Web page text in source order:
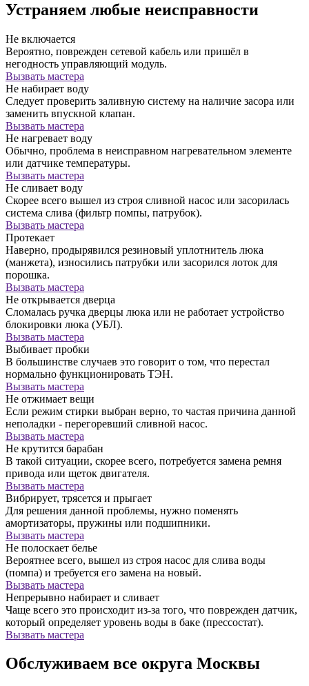
Устраняем любые неисправности
Не включается
Вероятно, поврежден сетевой кабель или пришёл в
негодность управляющий модуль.
Вызвать мастера
Не набирает воду
Следует проверить заливную систему на наличие засора или
заменить впускной клапан.
Вызвать мастера
Не нагревает воду
Обычно, проблема в неисправном нагревательном элементе
или датчике температуры.
Вызвать мастера
Не сливает воду
Скорее всего вышел из строя сливной насос или засорилась
система слива (фильтр помпы, патрубок).
Вызвать мастера
Протекает
Наверно, продырявился резиновый уплотнитель люка
(манжета), износились патрубки или засорился лоток для
порошка.
Вызвать мастера
Не открывается дверца
Сломалась ручка дверцы люка или не работает устройство
блокировки люка (УБЛ).
Вызвать мастера
Выбивает пробки
В большинстве случаев это говорит о том, что перестал
нормально функционировать ТЭН.
Вызвать мастера
Не отжимает вещи
Если режим стирки выбран верно, то частая причина данной
неполадки - перегоревший сливной насос.
Вызвать мастера
Не крутится барабан
В такой ситуации, скорее всего, потребуется замена ремня
привода или щеток двигателя.
Вызвать мастера
Вибрирует, трясется и прыгает
Для решения данной проблемы, нужно поменять
амортизаторы, пружины или подшипники.
Вызвать мастера
Не полоскает белье
Вероятнее всего, вышел из строя насос для слива воды
(помпа) и требуется его замена на новый.
Вызвать мастера
Непрерывно набирает и сливает
Чаще всего это происходит из-за того, что поврежден датчик,
который определяет уровень воды в баке (прессостат).
Вызвать мастера
Обслуживаем все округа Москвы